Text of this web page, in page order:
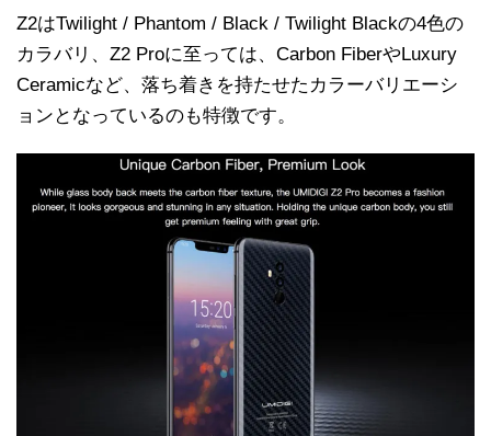
Z2はTwilight / Phantom / Black / Twilight Blackの4色の
カラバリ、Z2 Proに至っては、Carbon FiberやLuxury
Ceramicなど、落ち着きを持たせたカラーバリエーシ
ョンとなっているのも特徴です。